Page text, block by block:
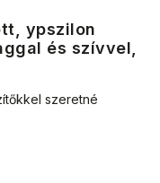
ypszilon
és szívvel,
szeretné